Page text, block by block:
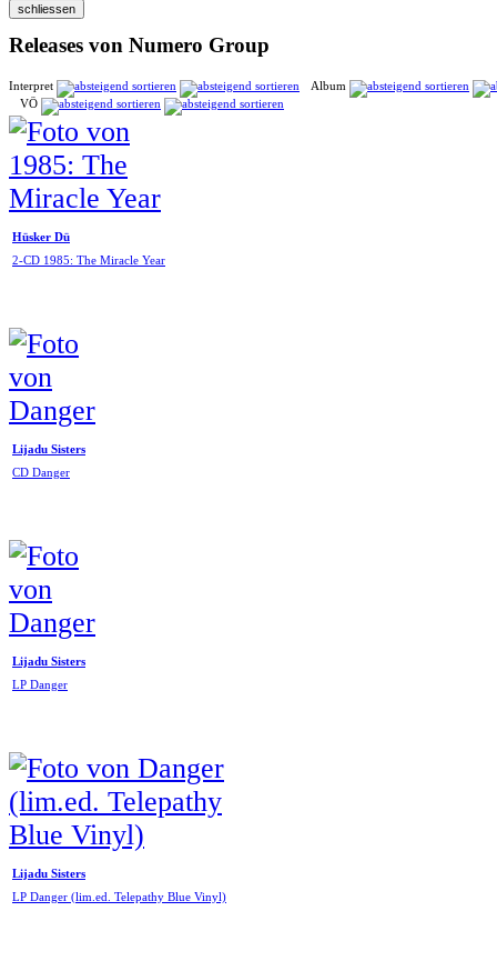
Releases von Numero Group
Interpret
Album
VÖ
Hüsker Dü
2-CD 1985: The Miracle Year
Lijadu Sisters
CD Danger
Lijadu Sisters
LP Danger
Lijadu Sisters
LP Danger (lim.ed. Telepathy Blue Vinyl)